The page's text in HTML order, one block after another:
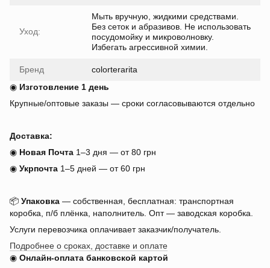
Уход:
Мыть вручную, жидкими средствами.
Без сеток и абразивов. Не использовать
посудомойку и микроволновку.
Избегать агрессивной химии.
Бренд
colorterarita
◉ Изготовление 1 день
Крупные/оптовые заказы — сроки согласовываются отдельно
Доставка:
◉ Новая Почта 1–3 дня — от 80 грн
◉ Укрпочта 1–5 дней — от 60 грн
📦 Упаковка — собственная, бесплатная: транспортная
коробка, п/б плёнка, наполнитель. Опт — заводская коробка.
Услуги перевозчика оплачивает заказчик/получатель.
Подробнее о сроках, доставке и оплате
◉ Онлайн-оплата банковской картой